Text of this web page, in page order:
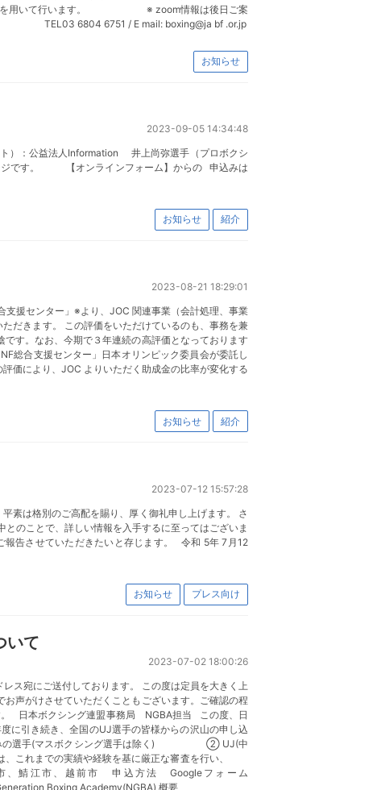
」を用いて行います。 ※ zoom情報は後日ご案
TEL03 6804 6751 / E mail: boxing@ja bf .or.jp
お知らせ
2023-09-05 14:34:48
）：公益法人Information 井上尚弥選手（プロボクシ
ージです。 【オンラインフォーム】からの 申込みは
お知らせ 紹介
2023-08-21 18:29:01
センター」※より、JOC 関連事業（会計処理、事業
だきます。 この評価をいただけているのも、事務を兼
す。なお、今期で３年連続の高評価となっております
総合支援センター」日本オリンピック委員会が委託し
価により、JOC よりいただく助成金の比率が変化する
お知らせ 紹介
2023-07-12 15:57:28
素は格別のご高配を賜り、厚く御礼申し上げます。 さ
のことで、詳しい情報を入手するに至ってはございま
報告させていただきたいと存じます。 令和 5年 7月12
お知らせ プレス向け
いて
2023-07-02 18:00:26
ス宛にご送付しております。 この度は定員を大きく上
声がけさせていただくこともございます。ご確認の程
。 日本ボクシング連盟事務局 NGBA担当 この度、日
に引き続き、全国のUJ選手の皆様からの沢山の申し込
済みの選手(マスボクシング選手は除く) ② UJ(中
の実績や経験を基に厳正な審査を行い、
江市、越前市 申込方法 Googleフォーム
Boxing Academy(NGBA) 概要